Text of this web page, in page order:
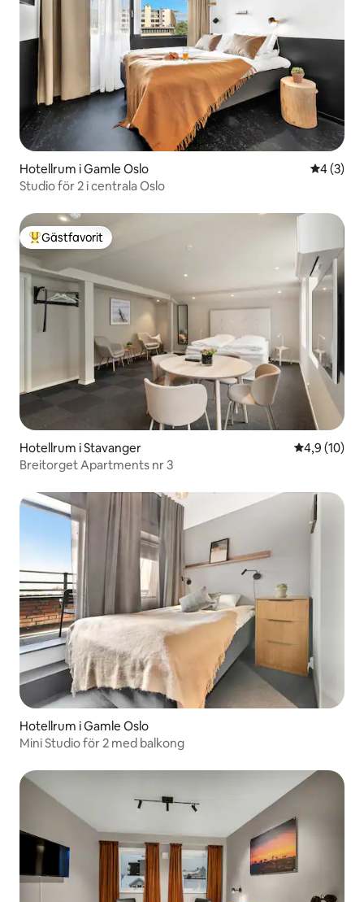
Hotellrum i Gamle Oslo 4 av 5 i
4 (3)
Studio för 2 i centrala Oslo
Populär gästfavorit
Gästfavorit
Hotellrum i Stavanger 4,9 av 5 i
4,9 (10)
Breitorget Apartments nr 3
Hotellrum i Gamle Oslo
Mini Studio för 2 med balkong